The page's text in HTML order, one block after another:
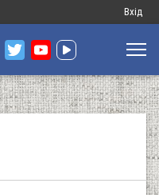
Меню
запису
Вхід